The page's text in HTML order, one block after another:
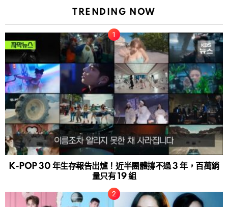
TRENDING NOW
K-POP 30 年生存報告出爐！近半團體撐不過 3 年，百萬銷
量只有 19 組